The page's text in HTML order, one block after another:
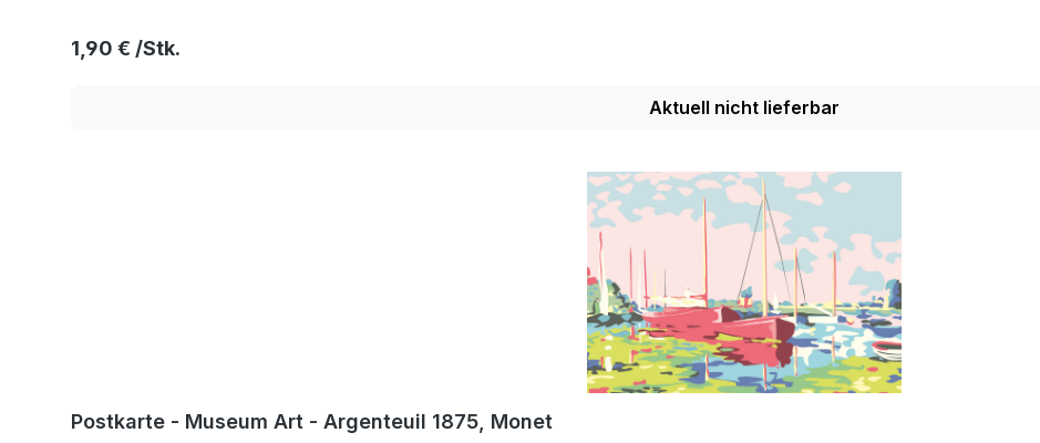
Regulärer Preis:
1,90 €
Aktuell nicht lieferbar
Postkarte - Museum Art - Argenteuil 1875, Monet